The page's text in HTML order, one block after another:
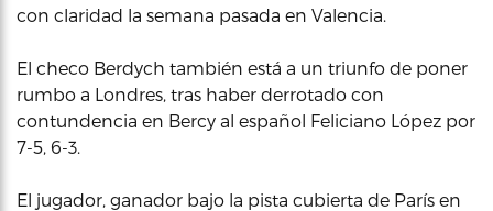
con claridad la semana pasada en Valencia.
El checo Berdych también está a un triunfo de poner
rumbo a Londres, tras haber derrotado con
contundencia en Bercy al español Feliciano López por
7-5, 6-3.
El jugador, ganador bajo la pista cubierta de París en